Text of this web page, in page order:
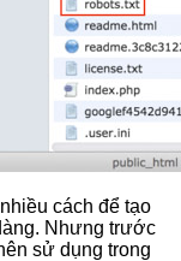
cách để tạo
Nhưng trước
sử dụng trong